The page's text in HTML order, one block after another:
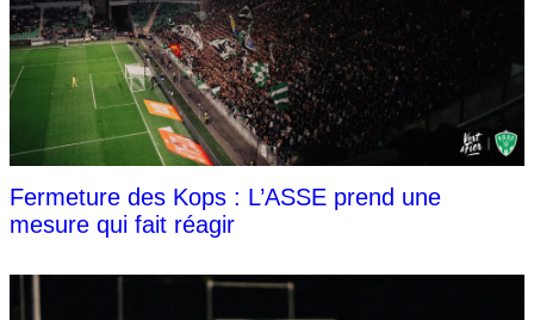
Fermeture des Kops : L’ASSE prend une
mesure qui fait réagir